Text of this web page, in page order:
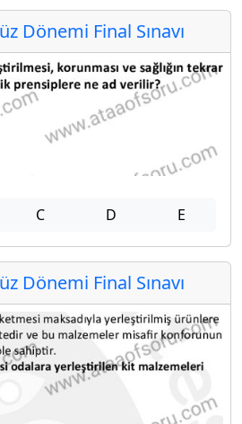
Dönemi Final Sınavı
C D E
Dönemi Final Sınavı